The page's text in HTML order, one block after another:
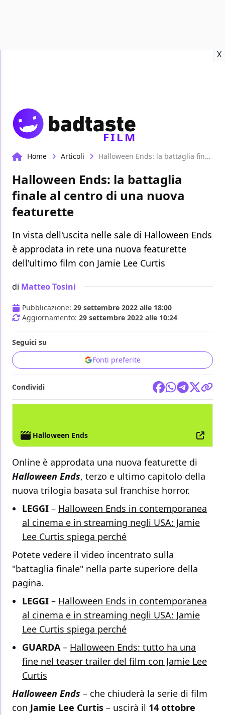
X
FILM
Home Articoli Halloween Ends: la battaglia finale al centro di una nuova featurette
Halloween Ends: la battaglia
finale al centro di una nuova
featurette
In vista dell'uscita nelle sale di Halloween Ends
è approdata in rete una nuova featurette
dell'ultimo film con Jamie Lee Curtis
di Matteo Tosini
Pubblicazione: 29 settembre 2022 alle 18:00
Aggiornamento: 29 settembre 2022 alle 10:24
Seguici su
Fonti preferite
Condividi
Halloween Ends
Online è approdata una nuova featurette di
Halloween Ends, terzo e ultimo capitolo della
nuova trilogia basata sul franchise horror.
LEGGI – Halloween Ends in contemporanea
al cinema e in streaming negli USA: Jamie
Lee Curtis spiega perché
Potete vedere il video incentrato sulla
"battaglia finale" nella parte superiore della
pagina.
LEGGI – Halloween Ends in contemporanea
al cinema e in streaming negli USA: Jamie
Lee Curtis spiega perché
GUARDA– Halloween Ends: tutto ha una
fine nel teaser trailer del film con Jamie Lee
Curtis
Halloween Ends – che chiuderà la serie di film
con Jamie Lee Curtis – uscirà il 14 ottobre